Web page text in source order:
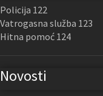
Policija 122
Vatrogasna služba 123
Hitna pomoć 124
Novosti